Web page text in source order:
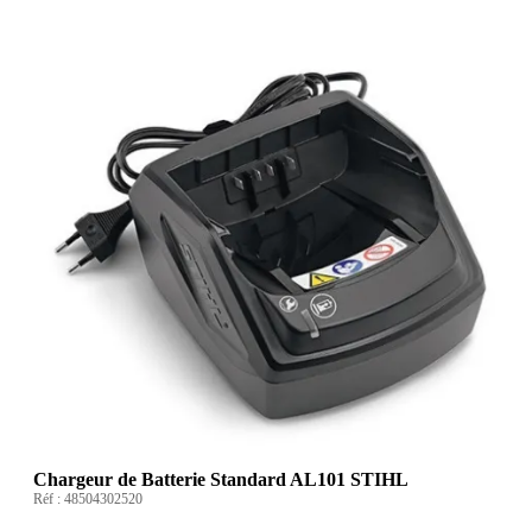
Chargeur de Batterie Standard AL101 STIHL
Réf : 48504302520